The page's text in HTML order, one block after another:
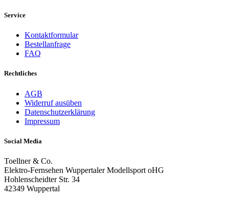
Service
Kontaktformular
Bestellanfrage
FAQ
Rechtliches
AGB
Widerruf ausüben
Datenschutzerklärung
Impressum
Social Media
Toellner & Co.
Elektro-Fernsehen Wuppertaler Modellsport oHG
Hohlenscheidter Str. 34
42349 Wuppertal